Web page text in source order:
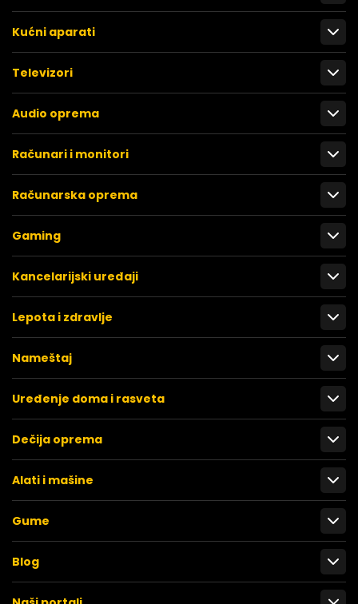
Kućni aparati
Televizori
Audio oprema
Računari i monitori
Računarska oprema
Gaming
Kancelarijski uređaji
Lepota i zdravlje
Nameštaj
Uređenje doma i rasveta
Dečija oprema
Alati i mašine
Gume
Blog